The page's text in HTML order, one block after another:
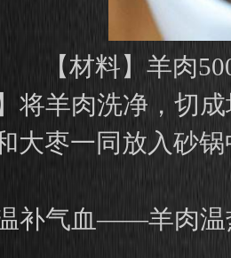
【材料】羊肉
将羊肉洗净，切
大枣一同放入砂
温补气血——羊肉